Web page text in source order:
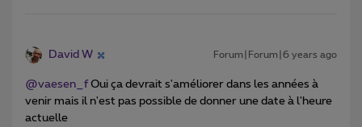
David W Forum|Forum|6 years ago
@vaesen_f Oui ça devrait s'améliorer dans les années à
venir mais il n'est pas possible de donner une date à l'heure
actuelle